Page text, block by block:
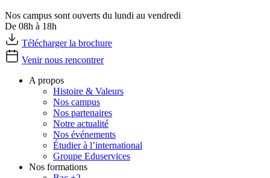
Nos campus sont ouverts du lundi au vendredi
De 08h à 18h
Télécharger la brochure
Venir nous rencontrer
A propos
Histoire & Valeurs
Nos campus
Nos partenaires
Notre actualité
Nos événements
Étudier à l’international
Groupe Eduservices
Nos formations